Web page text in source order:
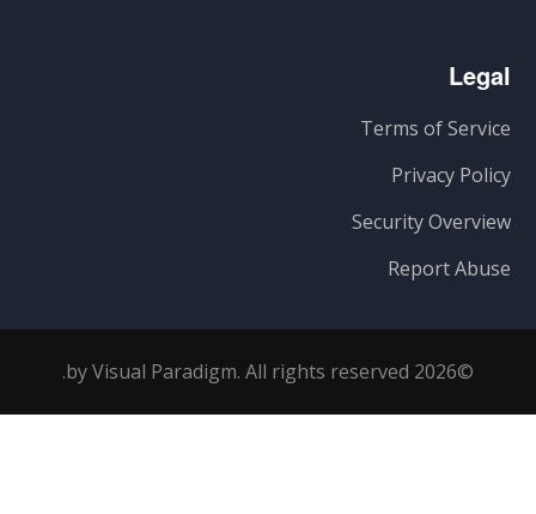
Legal
Terms of Service
Privacy Policy
Security Overview
Report Abuse
©2026 by Visual Paradigm. All rights reserved.